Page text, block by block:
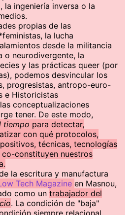
la ingeniería inversa o la
propias de las
la lucha
desde la militancia
o neurodivergente, la
y las prácticas queer (por
podemos desvincular los
progresistas, antropo-euro-
e Historicistas
conceptualizaciones
tener. De este modo,
tiempo para detectar,
con qué protocolos,
técnicas, tecnologías
constituyen nuestros
la escritura y manufactura
Tech Magazine en Masnou,
como un trabajador del
. La condición de "baja"
siempre relacional,